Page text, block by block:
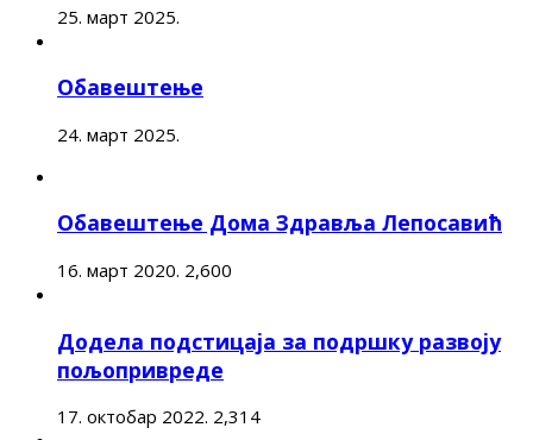
25. март 2025.
Обавештење
24. март 2025.
Обавештење Дома Здравља Лепосавић
16. март 2020. 2,600
Додела подстицаја за подршку развоју
пољопривреде
17. октобар 2022. 2,314